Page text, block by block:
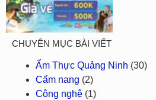
CHUYÊN MỤC BÀI VIẾT
Ẩm Thực Quảng Ninh (30)
Cẩm nang (2)
Công nghệ (1)